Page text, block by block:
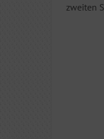
zweiten